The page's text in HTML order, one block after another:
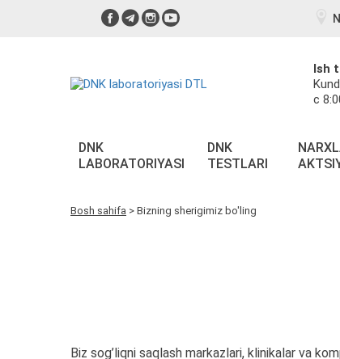
Ish
с
DNK
LABORATORIYASI
DNK
TESTLARI
Bosh sahifa > Bizning sherigimiz bo'ling
Biz sog’liqni saqlash markazlari, klinikalar va